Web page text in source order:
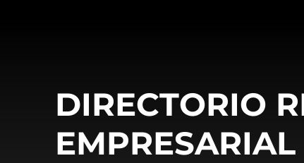
DIRECTORIO
EMPRESARIAL